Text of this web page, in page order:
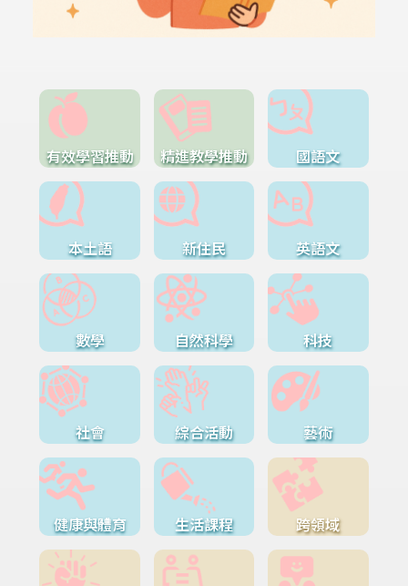
有效學習推動 精進教學推動 國語文
本土語 新住民 英語文
數學 自然科學 科技
社會 綜合活動 藝術
健康與體育 生活課程 跨領域